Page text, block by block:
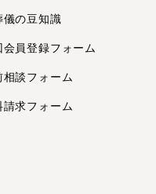
儀の豆知識
会員登録フォーム
相談フォーム
請求フォーム